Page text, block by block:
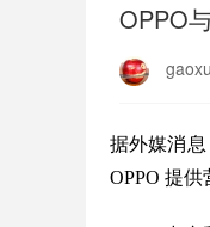
OPPO
据外媒消息
OPPO 提